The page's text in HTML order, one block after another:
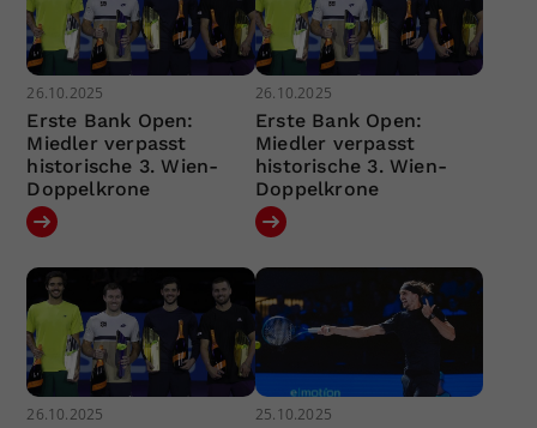
26.10.2025
Erste Bank Open:
Miedler verpasst
historische 3. Wien-
Doppelkrone
26.10.2025
Erste Bank Open:
Miedler verpasst
historische 3. Wien-
Doppelkrone
26.10.2025 25.10.2025